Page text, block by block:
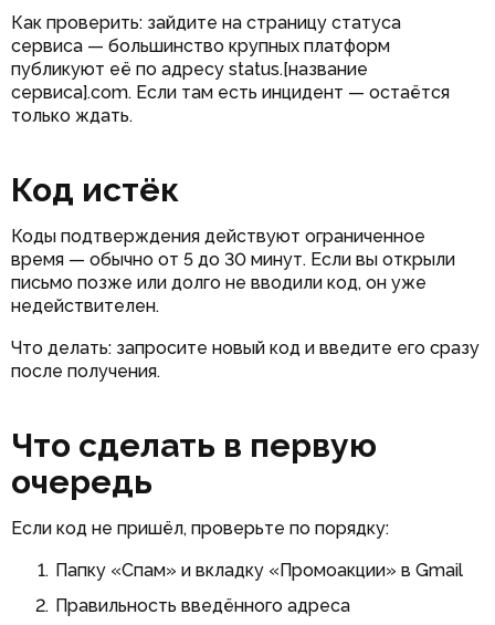
Как проверить: зайдите на страницу статуса
сервиса — большинство крупных платформ
публикуют её по адресу status.[название
сервиса].com. Если там есть инцидент — остаётся
только ждать.
Код истёк
Коды подтверждения действуют ограниченное
время — обычно от 5 до 30 минут. Если вы открыли
письмо позже или долго не вводили код, он уже
недействителен.
Что делать: запросите новый код и введите его сразу
после получения.
Что сделать в первую
очередь
Если код не пришёл, проверьте по порядку:
Папку «Спам» и вкладку «Промоакции» в Gmail
Правильность введённого адреса